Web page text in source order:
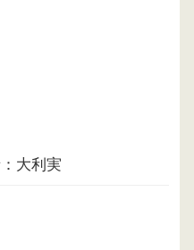
大利実